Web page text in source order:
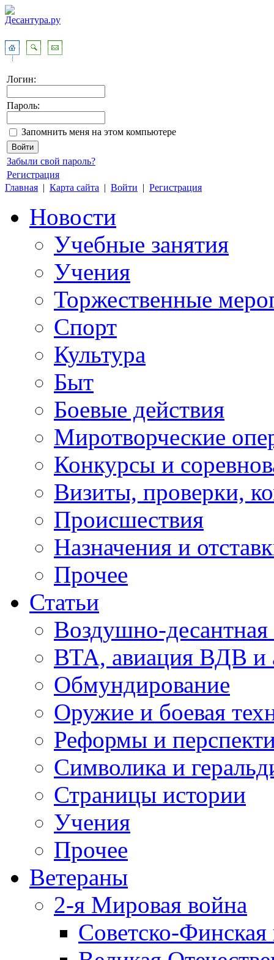
Логин:
Пароль:
Запомнить меня на этом компьютере
Забыли свой пароль?
Регистрация
Главная | Карта сайта | Войти | Регистрация
Новости
Учебные занятия
Учения
Торжественные
Спорт
Культура
Быт
Боевые действия
Миротворческие
Конкурсы и
Визиты, проверки,
Происшествия
Назначения и
Прочее
Статьи
Воздушно-десантная
ВТА, авиация ВДВ и
Обмундирование
Оружие и боевая
Реформы и
Символика и
Страницы истории
Учения
Прочее
Ветераны
2-я Мировая война
Советско-